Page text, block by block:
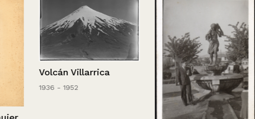
Volcán Villarrica
1936 - 1952